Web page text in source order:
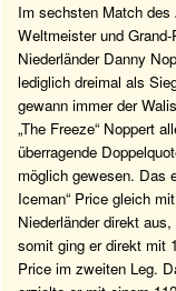
Im sechsten Match
Weltmeister und
Niederländer Danny
lediglich dreimal als
gewann immer der
„The Freeze“ Noppert
überragende
möglich gewesen. Das
Iceman“ Price gleich
Niederländer direkt
somit ging er direkt mit
Price im zweiten Leg.